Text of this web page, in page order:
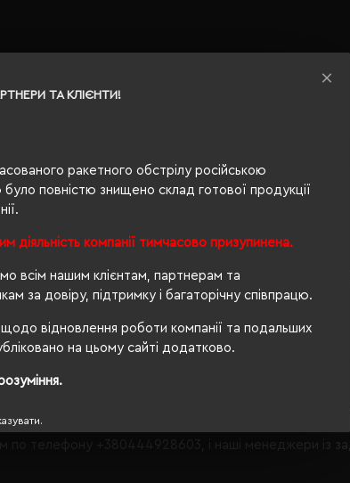
ТА КЛІЄНТИ!
ракетного обстрілу російською
повністю знищено склад готової продукції
діяльність компанії тимчасово призупинена.
всім нашим клієнтам, партнерам та
за довіру, підтримку і багаторічну співпрацю.
відновлення роботи компанії та подальших
на цьому сайті додатково.
Ви правильно вибралиЄвробізнес Україна
- наш
в категорії Піджаки.
параметрів, кількість даного товару залишилося
по телефону
, і наші менеджери із